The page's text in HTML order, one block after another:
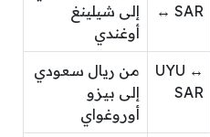
↔ SAR
إلى شيلينغ
أوغندي
UYU ↔
SAR
من ريال سعودي
إلى بيزو
أوروغواي